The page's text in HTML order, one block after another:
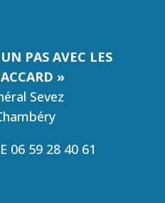
PAS AVEC LES
»
Sevez
06 59 28 40 61